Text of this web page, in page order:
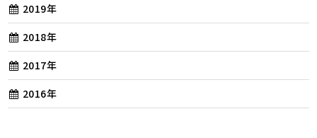
2019年
2018年
2017年
2016年